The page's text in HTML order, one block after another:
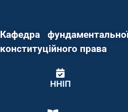
Кафедра
конституційного права
ННІП